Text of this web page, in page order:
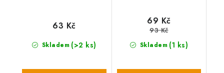
Skladem (>2 ks)
63 Kč
Skladem (1 ks)
69 Kč
93 Kč